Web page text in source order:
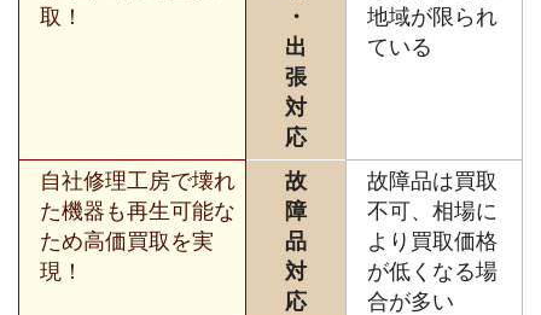
取！
・
出
張
対
応
地域が限られ
ている
自社修理工房で壊れ
た機器も再生可能な
ため高価買取を実
現！
故
障
品
対
応
故障品は買取
不可、相場に
より買取価格
が低くなる場
合が多い